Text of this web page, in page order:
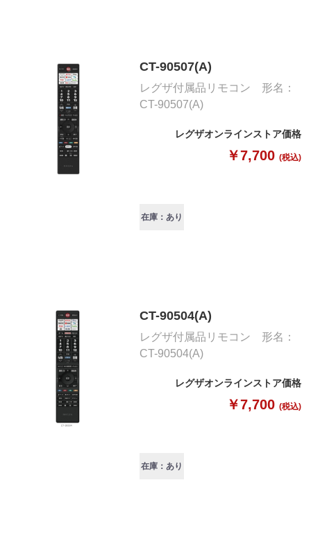
CT-90507(A)
レグザ付属品リモコン 形名：
CT-90507(A)
レグザオンラインストア価格
￥7,700 (税込)
在庫：あり
CT-90504(A)
レグザ付属品リモコン 形名：
CT-90504(A)
レグザオンラインストア価格
￥7,700 (税込)
在庫：あり